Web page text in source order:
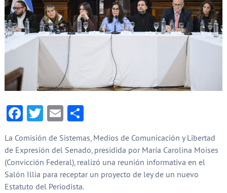
Facebook
Twitter
EmailCompartir
La Comisión de Sistemas, Medios de Comunicación y Libertad
de Expresión del Senado, presidida por María Carolina Moises
(Convicción Federal), realizó una reunión informativa en el
Salón Illia para receptar un proyecto de ley de un nuevo
Estatuto del Periodista.